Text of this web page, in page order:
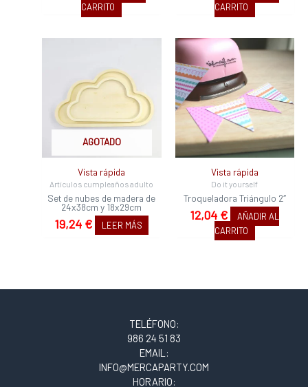
CARRITO
CARRITO
AGOTADO
Vista rápida
Artículos cumpleaños adulto
Set de nubes de madera de
24x38cm y 18x29cm
19,24 € LEER MÁS
Vista rápida
Do it yourself
Troqueladora Triángulo 2″
12,04 €
AÑADIR AL
CARRITO
TELÉFONO:
986 24 51 83
EMAIL:
INFO@MERCAPARTY.COM
HORARIO: